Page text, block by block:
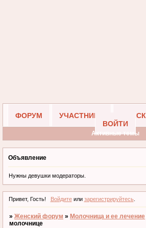
ФОРУМ УЧАСТНИКИ ПОИСК
ВОЙТИ
Активные темы
Объявление
Нужны девушки модераторы.
Привет, Гость! Войдитеили зарегистрируйтесь.
»Женский форум » Молочница и ее лечение
молочнице